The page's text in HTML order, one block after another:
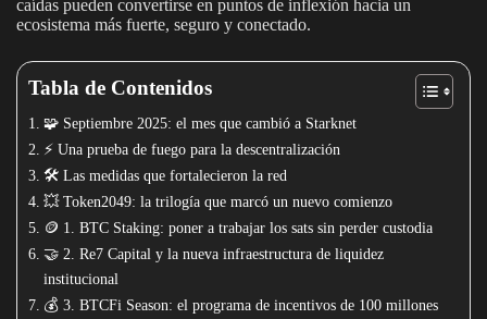
caídas pueden convertirse en puntos de inflexión hacia un
ecosistema más fuerte, seguro y conectado.
Tabla de Contenidos
🧩 Septiembre 2025: el mes que cambió a Starknet
⚡ Una prueba de fuego para la descentralización
🛠️ Las medidas que fortalecieron la red
💥 Token2049: la trilogía que marcó un nuevo comienzo
🪙 1. BTC Staking: poner a trabajar los sats sin perder custodia
🤝 2. Re7 Capital y la nueva infraestructura de liquidez
institucional
💰 3. BTCFi Season: el programa de incentivos de 100 millones